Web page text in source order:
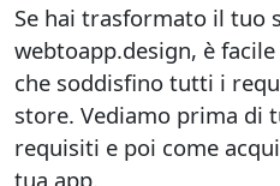
Se hai trasformato il tuo
webtoapp.design, è
che soddisfino tutti i
store. Vediamo prima di
requisiti e poi come
tua app.